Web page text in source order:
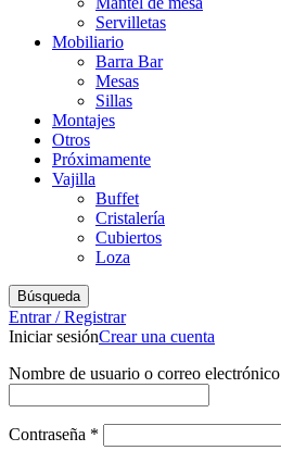
Servilletas
Mobiliario
Barra Bar
Mesas
Sillas
Montajes
Otros
Próximamente
Vajilla
Buffet
Cristalería
Cubiertos
Loza
Búsqueda
Entrar / Registrar
Iniciar sesiónCrear una cuenta
Nombre de usuario o correo electrónico
Contraseña *